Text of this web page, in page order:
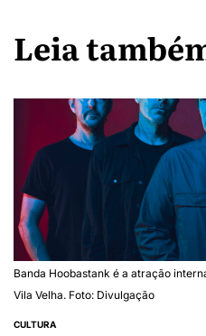
Leia
Banda Hoobastank é a atração
Vila Velha. Foto: Divulgação
CULTURA